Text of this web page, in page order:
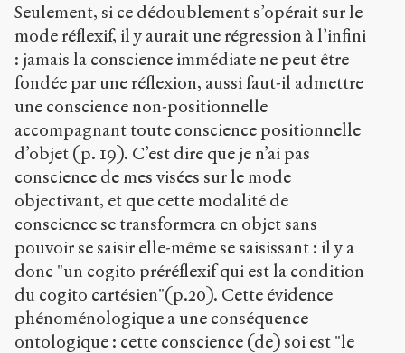
Seulement, si ce dédoublement s’opérait sur le
mode réflexif, il y aurait une régression à l’infini
: jamais la conscience immédiate ne peut être
fondée par une réflexion, aussi faut-il admettre
une conscience non-positionnelle
accompagnant toute conscience positionnelle
d’objet (p. 19). C’est dire que je n’ai pas
conscience de mes visées sur le mode
objectivant, et que cette modalité de
conscience se transformera en objet sans
pouvoir se saisir elle-même se saisissant : il y a
donc "un cogito préréflexif qui est la condition
du cogito cartésien"(p.20). Cette évidence
phénoménologique a une conséquence
ontologique : cette conscience (de) soi est "le